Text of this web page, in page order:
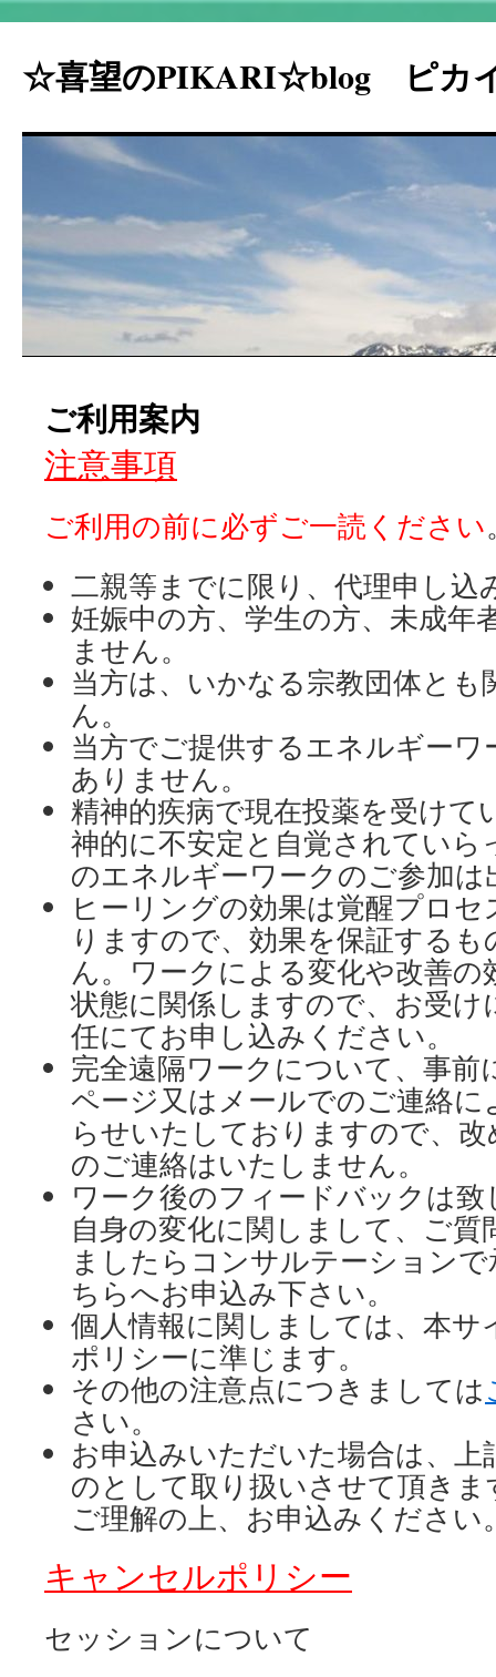
☆喜望のPIKARI☆blog ピ
テ
へ
ス
プ
ご利用案内
注意事項
ご利用の前に必ずご一読ください
二親等までに限り、代理申し込
妊娠中の方、学生の方、未成年
ません。
当方は、いかなる宗教団体と
ん。
当方でご提供するエネルギー
ありません。
精神的疾病で現在投薬を受けて
神的に不安定と自覚されていら
のエネルギーワークのご参加
ヒーリングの効果は覚醒プロ
りますので、効果を保証する
ん。ワークによる変化や改善の
状態に関係しますので、お受け
任にてお申し込みください。
完全遠隔ワークについて、事前
ページ又はメールでのご連絡に
らせいたしておりますので、
のご連絡はいたしません。
ワーク後のフィードバックは
自身の変化に関しまして、ご
ましたらコンサルテーション
ちらへお申込み下さい。
個人情報に関しましては、本
ポリシーに準じます。
その他の注意点につきましては
さい。
お申込みいただいた場合は、上
のとして取り扱いさせて頂き
ご理解の上、お申込みください
キャンセルポリシー
セッションについて